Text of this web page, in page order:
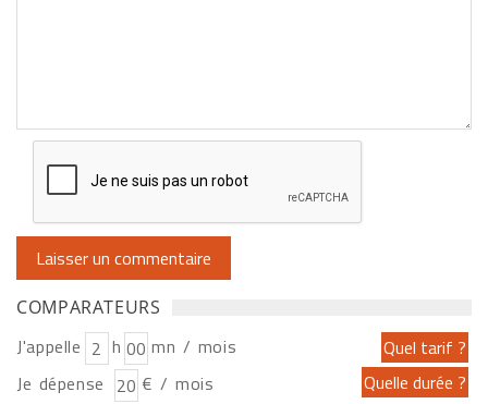
COMPARATEURS
J'appelle h
mn / mois
Je dépense
€ / mois